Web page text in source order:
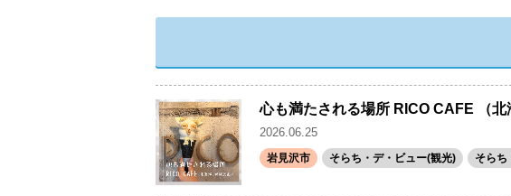
心も満たされる場所 RICO CAFE （北
2026.06.25
岩見沢市 そらち・デ・ビュー(観光) そらち